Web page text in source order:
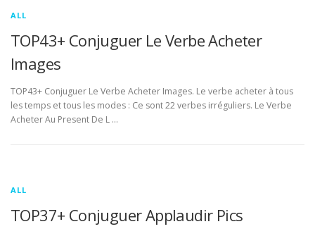
ALL
TOP43+ Conjuguer Le Verbe Acheter
Images
TOP43+ Conjuguer Le Verbe Acheter Images. Le verbe acheter à tous
les temps et tous les modes : Ce sont 22 verbes irréguliers. Le Verbe
Acheter Au Present De L …
ALL
TOP37+ Conjuguer Applaudir Pics